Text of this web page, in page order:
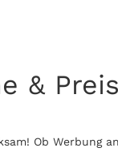
&
Ob Werbung